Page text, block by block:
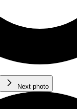
Next photo